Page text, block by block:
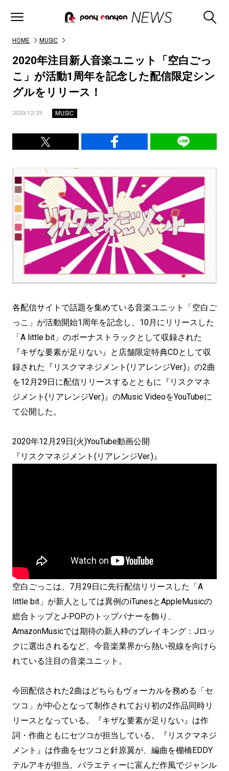
HOME MUSIC
2020年注目新人音楽ユニット「空白ごっ
こ」が活動1周年を記念した配信限定シン
グルをリリース！
2020/12/29 MUSIC
各配信サイトで話題を集めている音楽ユニット「空白ご
っこ」が活動開始1周年を記念し、10月にリリースした
「A little bit」のボーナストラックとして収録された
『キザな要素が足りない』と店舗限定特典CDとして収
録された『リスクマネジメント(リアレンジVer.)』の2曲
を12月29日に配信リリースするとともに『リスクマネ
ジメント(リアレンジVer.)』のMusic VideoをYouTubeに
て公開した。
2020年12月29日(火)YouTube動画公開
『リスクマネジメント(リアレンジVer.)』
空白ごっこは、7月29日に先行配信リリースした「A
little bit」が新人としては異例のiTunesとAppleMusicの
総合トップとJ-POPのトップバナーを飾り、
AmazonMusicでは期待の新人枠のブレイキング：Jロッ
クに選出されるなど、今音楽業界から熱い視線を向けら
れている注目の音楽ユニット。
今回配信された2曲はどちらもヴォーカルを務める「セ
ツコ」が中心となって制作されており初の2作品同時リ
リースとなっている。『キザな要素が足りない』は作
詞・作曲ともにセツコが担当している。『リスクマネジ
メント』は作曲をセツコと針原翼が、編曲を棚橋EDDY
テルアキが担当。バラエティーに富んだ作風でジャンル